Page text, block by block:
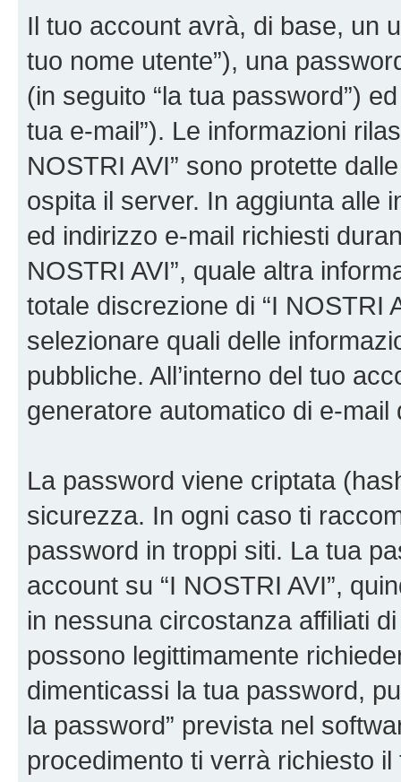
Il tuo account avrà, di base, un
tuo nome utente”), una
(in seguito “la tua password”)
tua e-mail”). Le informazioni
NOSTRI AVI” sono protette
ospita il server. In aggiunta alle
ed indirizzo e-mail richiesti
NOSTRI AVI”, quale altra
totale discrezione di “I NOSTRI
selezionare quali delle
pubbliche. All’interno del tuo
generatore automatico di e-mail
La password viene criptata
sicurezza. In ogni caso ti
password in troppi siti. La tua
account su “I NOSTRI AVI”,
in nessuna circostanza affiliati
possono legittimamente
dimenticassi la tua password,
la password” prevista nel
procedimento ti verrà richiesto